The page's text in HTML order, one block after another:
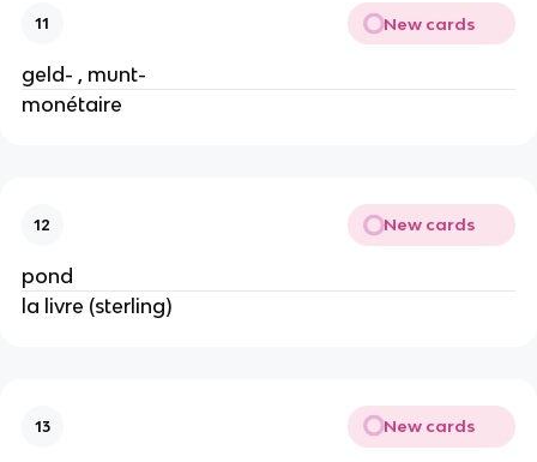
11 New cards
geld- , munt-
monétaire
12 New cards
pond
la livre (sterling)
13 New cards